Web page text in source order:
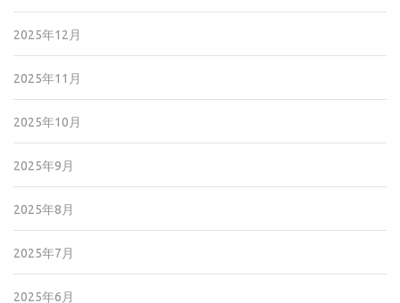
2025年12月
2025年11月
2025年10月
2025年9月
2025年8月
2025年7月
2025年6月